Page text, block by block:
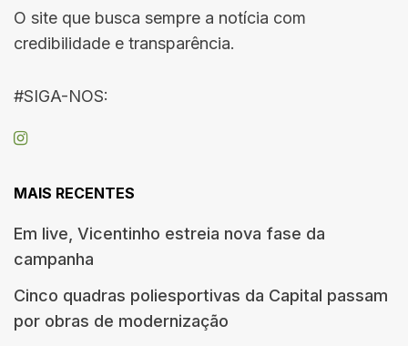
O site que busca sempre a notícia com
credibilidade e transparência.
#SIGA-NOS:
MAIS RECENTES
Em live, Vicentinho estreia nova fase da
campanha
Cinco quadras poliesportivas da Capital passam
por obras de modernização